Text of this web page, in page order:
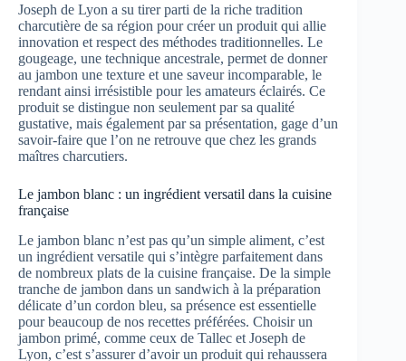
Joseph de Lyon a su tirer parti de la riche tradition
charcutière de sa région pour créer un produit qui allie
innovation et respect des méthodes traditionnelles. Le
gougeage, une technique ancestrale, permet de donner
au jambon une texture et une saveur incomparable, le
rendant ainsi irrésistible pour les amateurs éclairés. Ce
produit se distingue non seulement par sa qualité
gustative, mais également par sa présentation, gage d’un
savoir-faire que l’on ne retrouve que chez les grands
maîtres charcutiers.
Le jambon blanc : un ingrédient versatil dans la cuisine
française
Le jambon blanc n’est pas qu’un simple aliment, c’est
un ingrédient versatile qui s’intègre parfaitement dans
de nombreux plats de la cuisine française. De la simple
tranche de jambon dans un sandwich à la préparation
délicate d’un cordon bleu, sa présence est essentielle
pour beaucoup de nos recettes préférées. Choisir un
jambon primé, comme ceux de Tallec et Joseph de
Lyon, c’est s’assurer d’avoir un produit qui rehaussera